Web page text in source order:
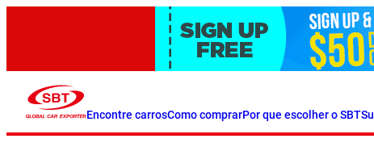
Encontre carrosComo comprarPor que escolher o SBT